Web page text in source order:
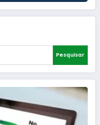
Pesquisar